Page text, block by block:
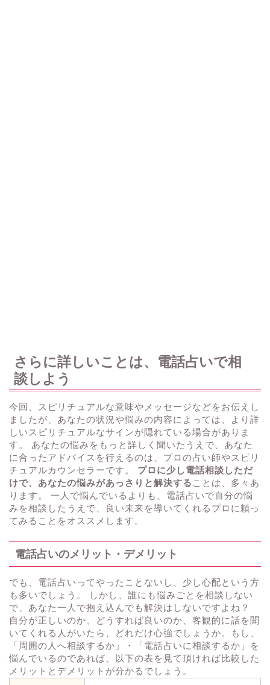
さらに詳しいことは、電話占いで相
談しよう
今回、スピリチュアルな意味やメッセージなどをお伝えし
ましたが、あなたの状況や悩みの内容によっては、より詳
しいスピリチュアルなサインが隠れている場合がありま
す。 あなたの悩みをもっと詳しく聞いたうえで、あなた
に合ったアドバイスを行えるのは、プロの占い師やスピリ
チュアルカウンセラーです。 プロに少し電話相談しただ
けで、あなたの悩みがあっさりと解決する ことは、多々あ
ります。 一人で悩んでいるよりも、電話占いで自分の悩
みを相談したうえで、良い未来を導いてくれるプロに頼っ
てみることをオススメします。
電話占いのメリット・デメリット
でも、電話占いってやったことないし、少し心配という方
も多いでしょう。 しかし、誰にも悩みごとを相談しない
で、あなた一人で抱え込んでも解決はしないですよね？
自分が正しいのか、どうすれば良いのか、客観的に話を聞
いてくれる人がいたら、どれだけ心強でしょうか。もし、
「周囲の人へ相談するか」・「電話占いに相談するか」を
悩んでいるのであれば、以下の表を見て頂ければ比較した
メリットとデメリットが分かるでしょう。